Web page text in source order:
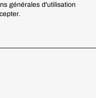
générales d'utilisation